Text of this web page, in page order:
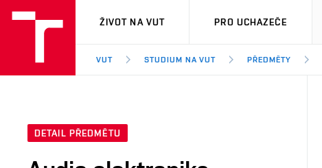
VUT
ŽIVOT NA VUT PRO UCHAZEČE
VUT STUDIUM NA VUT PŘEDMĚTY
DETAIL PŘEDMĚTU